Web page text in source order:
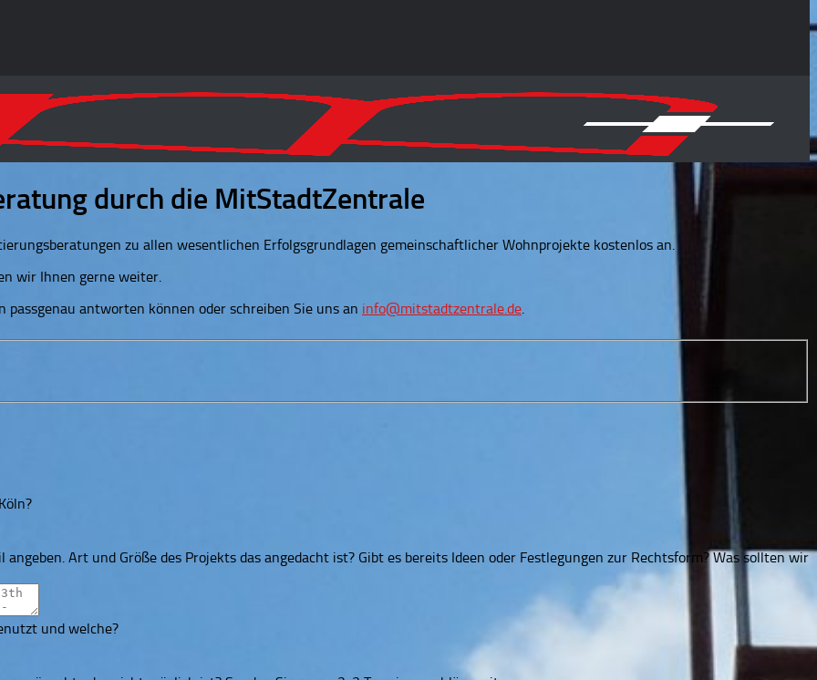
durch die MitStadtZentrale
zu allen wesentlichen Erfolgsgrundlagen gemeinschaftlicher Wohnprojekte kostenlos an.
wir Ihnen gerne weiter.
antworten können oder schreiben Sie uns an info@mitstadtzentrale.de.
Art und Größe des Projekts das angedacht ist? Gibt es bereits Ideen oder Festlegungen zur Rechtsform? Was sollten wir
und welche?